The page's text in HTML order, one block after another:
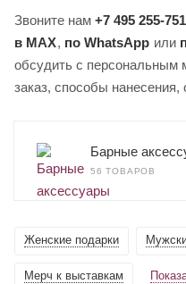
Звоните нам +7 495 255-
в MAX, по WhatsApp или
обсудить с персональным
заказ, способы
Барные
56 ТОВАРОВ
Женские подарки
Мерч к выставкам